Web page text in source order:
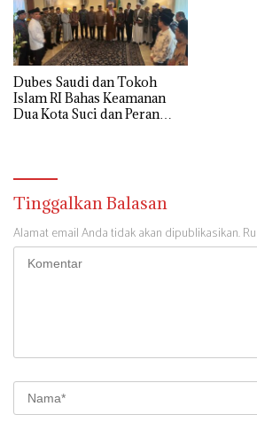
Dubes Saudi dan Tokoh
Islam RI Bahas Keamanan
Dua Kota Suci dan Peran
Tinggalkan Balasan
Alamat email Anda tidak akan dipublikasikan.